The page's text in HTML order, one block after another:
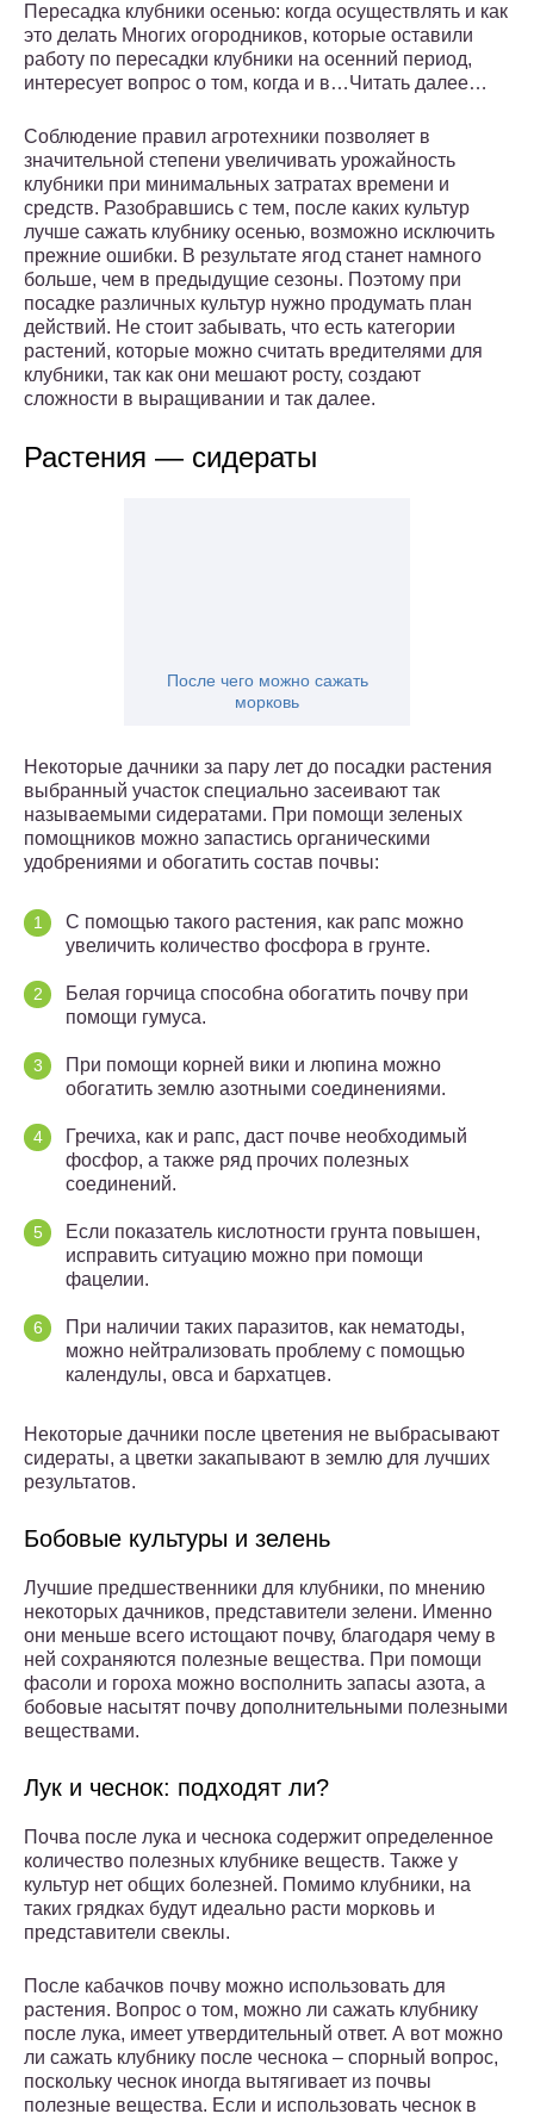
Пересадка клубники осенью: когда осуществлять и как
это делать Многих огородников, которые оставили
работу по пересадки клубники на осенний период,
интересует вопрос о том, когда и в…Читать далее…
Соблюдение правил агротехники позволяет в
значительной степени увеличивать урожайность
клубники при минимальных затратах времени и
средств. Разобравшись с тем, после каких культур
лучше сажать клубнику осенью, возможно исключить
прежние ошибки. В результате ягод станет намного
больше, чем в предыдущие сезоны. Поэтому при
посадке различных культур нужно продумать план
действий. Не стоит забывать, что есть категории
растений, которые можно считать вредителями для
клубники, так как они мешают росту, создают
сложности в выращивании и так далее.
Растения — сидераты
После чего можно сажать
морковь
Некоторые дачники за пару лет до посадки растения
выбранный участок специально засеивают так
называемыми сидератами. При помощи зеленых
помощников можно запастись органическими
удобрениями и обогатить состав почвы:
С помощью такого растения, как рапс можно
увеличить количество фосфора в грунте.
Белая горчица способна обогатить почву при
помощи гумуса.
При помощи корней вики и люпина можно
обогатить землю азотными соединениями.
Гречиха, как и рапс, даст почве необходимый
фосфор, а также ряд прочих полезных
соединений.
Если показатель кислотности грунта повышен,
исправить ситуацию можно при помощи
фацелии.
При наличии таких паразитов, как нематоды,
можно нейтрализовать проблему с помощью
календулы, овса и бархатцев.
Некоторые дачники после цветения не выбрасывают
сидераты, а цветки закапывают в землю для лучших
результатов.
Бобовые культуры и зелень
Лучшие предшественники для клубники, по мнению
некоторых дачников, представители зелени. Именно
они меньше всего истощают почву, благодаря чему в
ней сохраняются полезные вещества. При помощи
фасоли и гороха можно восполнить запасы азота, а
бобовые насытят почву дополнительными полезными
веществами.
Лук и чеснок: подходят ли?
Почва после лука и чеснока содержит определенное
количество полезных клубнике веществ. Также у
культур нет общих болезней. Помимо клубники, на
таких грядках будут идеально расти морковь и
представители свеклы.
После кабачков почву можно использовать для
растения. Вопрос о том, можно ли сажать клубнику
после лука, имеет утвердительный ответ. А вот можно
ли сажать клубнику после чеснока – спорный вопрос,
поскольку чеснок иногда вытягивает из почвы
полезные вещества. Если и использовать чеснок в